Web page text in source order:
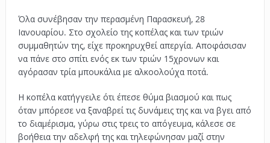
Όλα συνέβησαν την περασμένη Παρασκευή, 28
Ιανουαρίου. Στο σχολείο της κοπέλας και των τριών
συμμαθητών της, είχε προκηρυχθεί απεργία. Αποφάσισαν
να πάνε στο σπίτι ενός εκ των τριών 15χρονων και
αγόρασαν τρία μπουκάλια με αλκοολούχα ποτά.
Η κοπέλα κατήγγειλε ότι έπεσε θύμα βιασμού και πως
όταν μπόρεσε να ξαναβρεί τις δυνάμεις της και να βγει από
το διαμέρισμα, γύρω στις τρεις το απόγευμα, κάλεσε σε
βοήθεια την αδελφή της και τηλεφώνησαν μαζί στην